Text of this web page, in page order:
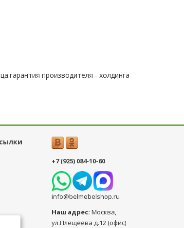
производителя - холдинга
+7 (925) 084-10-60
info@belmebelshop.ru
Наш адрес: Москва
ул.Плещеева д.12 (офис)